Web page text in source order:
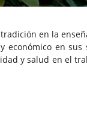
en la
económico en sus
y salud en el